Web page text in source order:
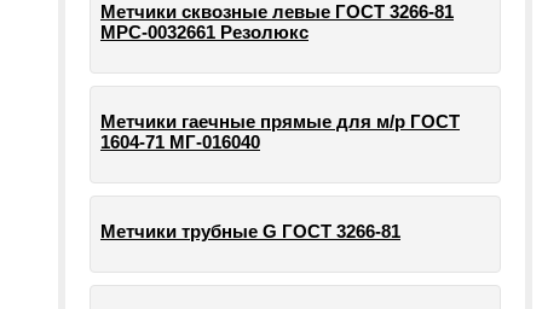
Метчики сквозные левые ГОСТ 3266-81
МРС-0032661 Резолюкс
Метчики гаечные прямые для м/р ГОСТ
1604-71 МГ-016040
Метчики трубные G ГОСТ 3266-81